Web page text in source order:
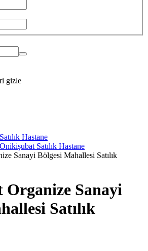
gizle
Hastane
Satılık Hastane
Sanayi Bölgesi Mahallesi Satılık
Sanayi
Satılık